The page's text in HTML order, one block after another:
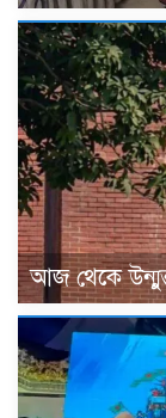
আজ থেকে